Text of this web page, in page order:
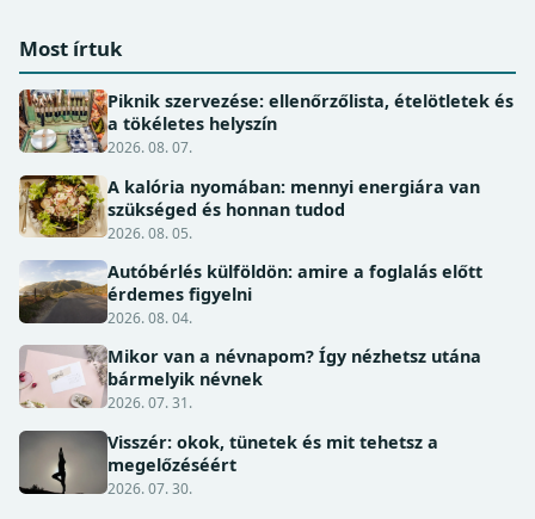
Most írtuk
Piknik szervezése: ellenőrzőlista, ételötletek és
a tökéletes helyszín
2026. 08. 07.
A kalória nyomában: mennyi energiára van
szükséged és honnan tudod
2026. 08. 05.
Autóbérlés külföldön: amire a foglalás előtt
érdemes figyelni
2026. 08. 04.
Mikor van a névnapom? Így nézhetsz utána
bármelyik névnek
2026. 07. 31.
Visszér: okok, tünetek és mit tehetsz a
megelőzéséért
2026. 07. 30.